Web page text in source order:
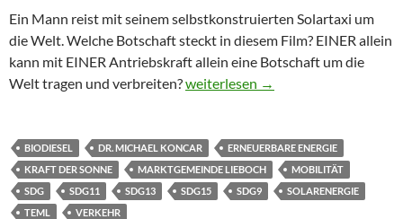
Ein Mann reist mit seinem selbstkonstruierten Solartaxi um
die Welt. Welche Botschaft steckt in diesem Film? EINER allein
kann mit EINER Antriebskraft allein eine Botschaft um die
Welt tragen und verbreiten?Die Kraft der Sonne für die
weiterlesen →
BIODIESEL DR. MICHAEL KONCAR
ERNEUERBARE ENERGIE
KRAFT DER SONNE
MARKTGEMEINDE LIEBOCH
MOBILITÄT
SDG
SDG11 SDG13 SDG15 SDG9
SOLARENERGIE
TEML
VERKEHR